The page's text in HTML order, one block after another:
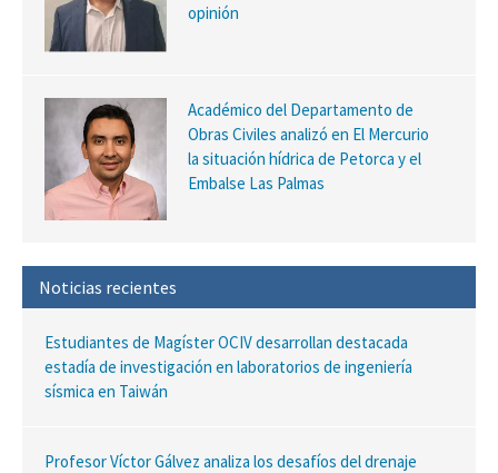
opinión
Académico del Departamento de
Obras Civiles analizó en El Mercurio
la situación hídrica de Petorca y el
Embalse Las Palmas
Noticias recientes
Estudiantes de Magíster OCIV desarrollan destacada
estadía de investigación en laboratorios de ingeniería
sísmica en Taiwán
Profesor Víctor Gálvez analiza los desafíos del drenaje